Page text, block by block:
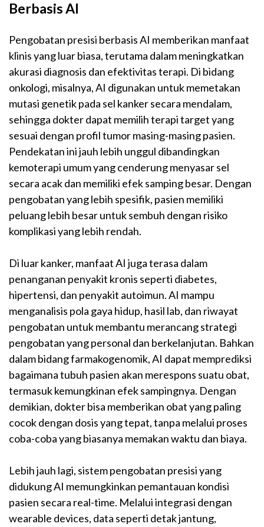
Berbasis AI
Pengobatan presisi berbasis AI memberikan manfaat
klinis yang luar biasa, terutama dalam meningkatkan
akurasi diagnosis dan efektivitas terapi. Di bidang
onkologi, misalnya, AI digunakan untuk memetakan
mutasi genetik pada sel kanker secara mendalam,
sehingga dokter dapat memilih terapi target yang
sesuai dengan profil tumor masing-masing pasien.
Pendekatan ini jauh lebih unggul dibandingkan
kemoterapi umum yang cenderung menyasar sel
secara acak dan memiliki efek samping besar. Dengan
pengobatan yang lebih spesifik, pasien memiliki
peluang lebih besar untuk sembuh dengan risiko
komplikasi yang lebih rendah.
Di luar kanker, manfaat AI juga terasa dalam
penanganan penyakit kronis seperti diabetes,
hipertensi, dan penyakit autoimun. AI mampu
menganalisis pola gaya hidup, hasil lab, dan riwayat
pengobatan untuk membantu merancang strategi
pengobatan yang personal dan berkelanjutan. Bahkan
dalam bidang farmakogenomik, AI dapat memprediksi
bagaimana tubuh pasien akan merespons suatu obat,
termasuk kemungkinan efek sampingnya. Dengan
demikian, dokter bisa memberikan obat yang paling
cocok dengan dosis yang tepat, tanpa melalui proses
coba-coba yang biasanya memakan waktu dan biaya.
Lebih jauh lagi, sistem pengobatan presisi yang
didukung AI memungkinkan pemantauan kondisi
pasien secara real-time. Melalui integrasi dengan
wearable devices, data seperti detak jantung,